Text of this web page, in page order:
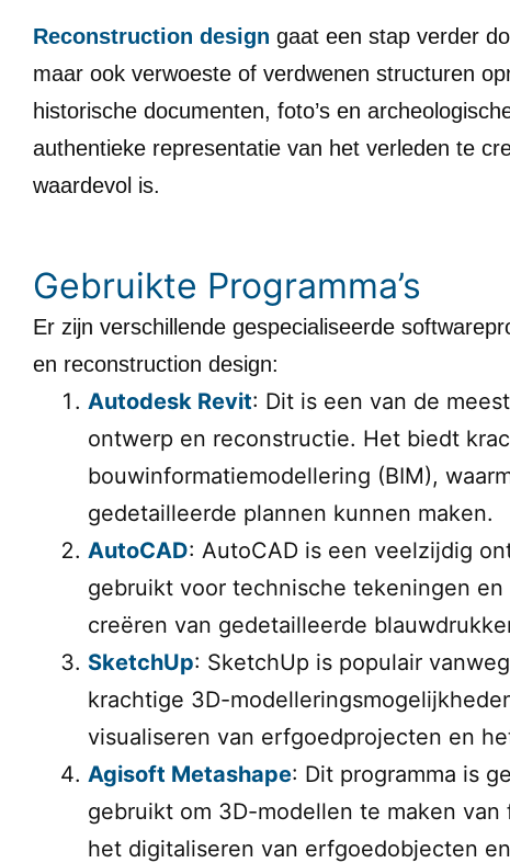
Reconstruction design gaat een stap verder
maar ook verwoeste of verdwenen structuren
historische documenten, foto’s en
authentieke representatie van het verleden te
waardevol is.
Gebruikte Programma’s
Er zijn verschillende gespecialiseerde
en reconstruction design:
Autodesk Revit: Dit is een van de
ontwerp en reconstructie. Het biedt
bouwinformatiemodellering (BIM),
gedetailleerde plannen kunnen maken.
AutoCAD: AutoCAD is een veelzijdig
gebruikt voor technische tekeningen
creëren van gedetailleerde
SketchUp: SketchUp is populair
krachtige 3D-
visualiseren van erfgoedprojecten en
Agisoft Metashape: Dit programma is
gebruikt om 3D-modellen te maken
het digitaliseren van erfgoedobjecten